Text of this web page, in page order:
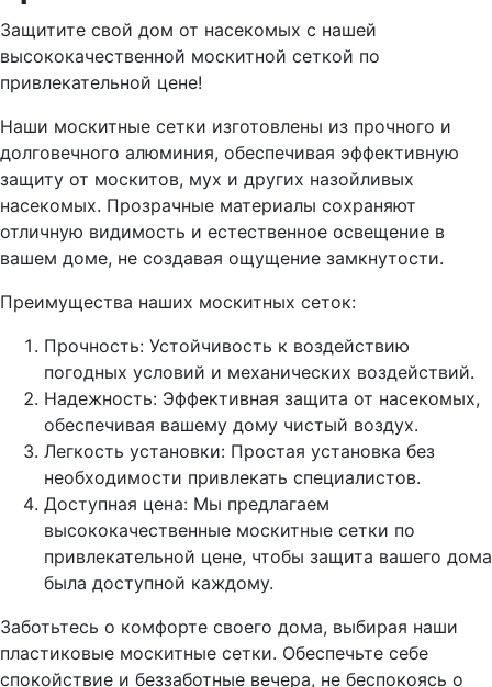
Защитите свой дом от насекомых с нашей
высококачественной москитной сеткой по
привлекательной цене!
Наши москитные сетки изготовлены из прочного и
долговечного алюминия, обеспечивая эффективную
защиту от москитов, мух и других назойливых
насекомых. Прозрачные материалы сохраняют
отличную видимость и естественное освещение в
вашем доме, не создавая ощущение замкнутости.
Преимущества наших москитных сеток:
Прочность: Устойчивость к воздействию
погодных условий и механических воздействий.
Надежность: Эффективная защита от насекомых,
обеспечивая вашему дому чистый воздух.
Легкость установки: Простая установка без
необходимости привлекать специалистов.
Доступная цена: Мы предлагаем
высококачественные москитные сетки по
привлекательной цене, чтобы защита вашего дома
была доступной каждому.
Заботьтесь о комфорте своего дома, выбирая наши
пластиковые москитные сетки. Обеспечьте себе
спокойствие и беззаботные вечера, не беспокоясь о